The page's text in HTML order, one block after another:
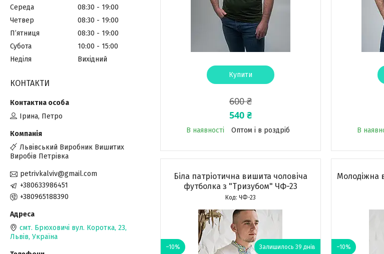
Купити
600 ₴
540 ₴
В наявності Оптом і в роздріб В
Біла патріотична вишита чоловіча
футболка з "Тризубом" ЧФ-23
ЧФ-23
–10% Залишилось 39 днів
Молодіжна
–10%
Середа
08:30
19:00
Четвер
08:30
19:00
Пʼятниця
08:30
19:00
Субота
10:00
15:00
Неділя
Вихідний
КОНТАКТИ
Ірина, Петро
Львівський Виробник Вишитих
Виробів Петрівка
petrivkalviv@gmail.com
+380633986451
+380965188390
смт. Брюховичі вул. Коротка, 23,
Львів, Україна